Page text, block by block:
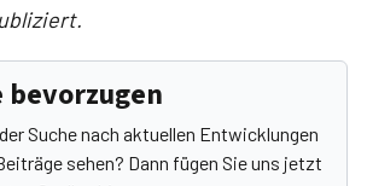
bevorzugen
Suche nach aktuellen Entwicklungen
sehen? Dann fügen Sie uns jetzt